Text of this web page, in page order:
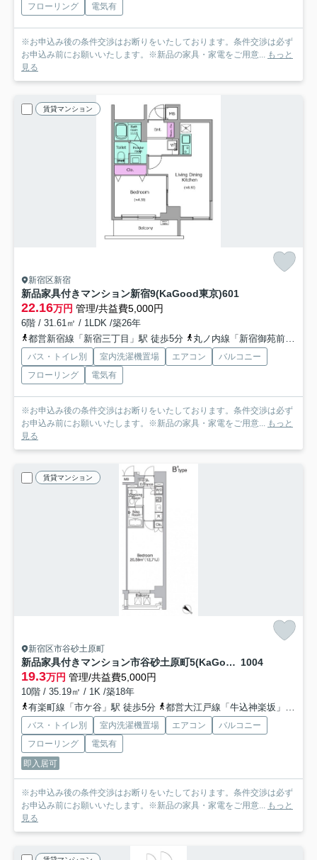
フローリング
電気有
※お申込み後の条件交渉はお断りをいたしております。条件交渉は必ず
お申込み前にお願いいたします。※新品の家具・家電をご用意... もっと
見る
賃貸マンション
新宿区新宿
新品家具付きマンション新宿9(KaGood東京)601
22.16万円 管理/共益費5,000円
6階 / 31.61㎡ / 1LDK /築26年
都営新宿線「新宿三丁目」駅 徒歩5分
丸ノ内線「新宿御苑前」駅 徒歩6分
バス・トイレ別 室内洗濯機置場 エアコン
バルコニー
フローリング
電気有
※お申込み後の条件交渉はお断りをいたしております。条件交渉は必ず
お申込み前にお願いいたします。※新品の家具・家電をご用意... もっと
見る
賃貸マンション
新宿区市谷砂土原町
新品家具付きマンション市谷砂土原町5(KaGood東京) 1004
19.3万円 管理/共益費5,000円
10階 / 35.19㎡ / 1K /築18年
有楽町線「市ケ谷」駅 徒歩5分
都営大江戸線「牛込神楽坂」駅 徒歩8分
バス・トイレ別 室内洗濯機置場 エアコン
バルコニー
フローリング
電気有
即入居可
※お申込み後の条件交渉はお断りをいたしております。条件交渉は必ず
お申込み前にお願いいたします。※新品の家具・家電をご用意... もっと
見る